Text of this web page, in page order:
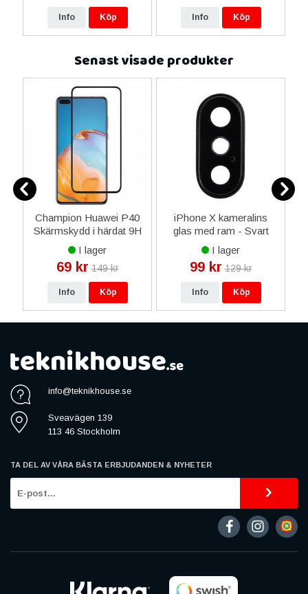
Info Köp Info Köp
Senast visade produkter
Champion Huawei P40
Skärmskydd i härdat 9H
glas
I lager
69 kr 149 kr
Info Köp
iPhone X kameralins
glas med ram - Svart
I lager
99 kr 129 kr
Info Köp
info@teknikhouse.se
Sveavägen 139
113 46 Stockholm
TA DEL AV VÅRA BÄSTA ERBJUDANDEN & NYHETER